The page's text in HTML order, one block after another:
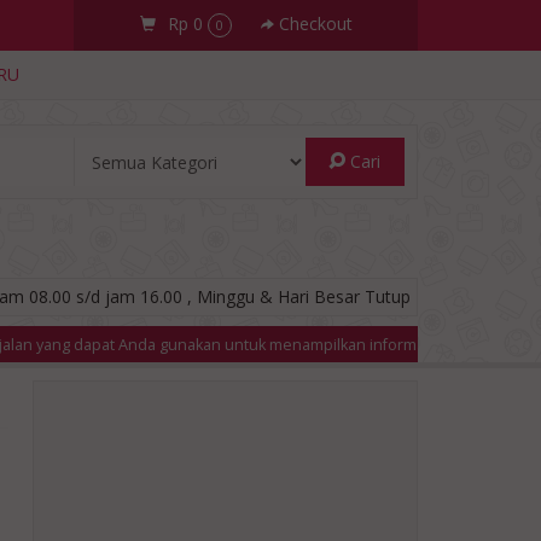
Rp 0 0 Checkout
Cari
08.00 s/d jam 16.00 , Minggu & Hari Besar Tutup
untuk menampilkan informasi diskon dan sebagainya.